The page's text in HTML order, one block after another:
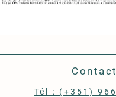
Contact
‭Tél : (+351)